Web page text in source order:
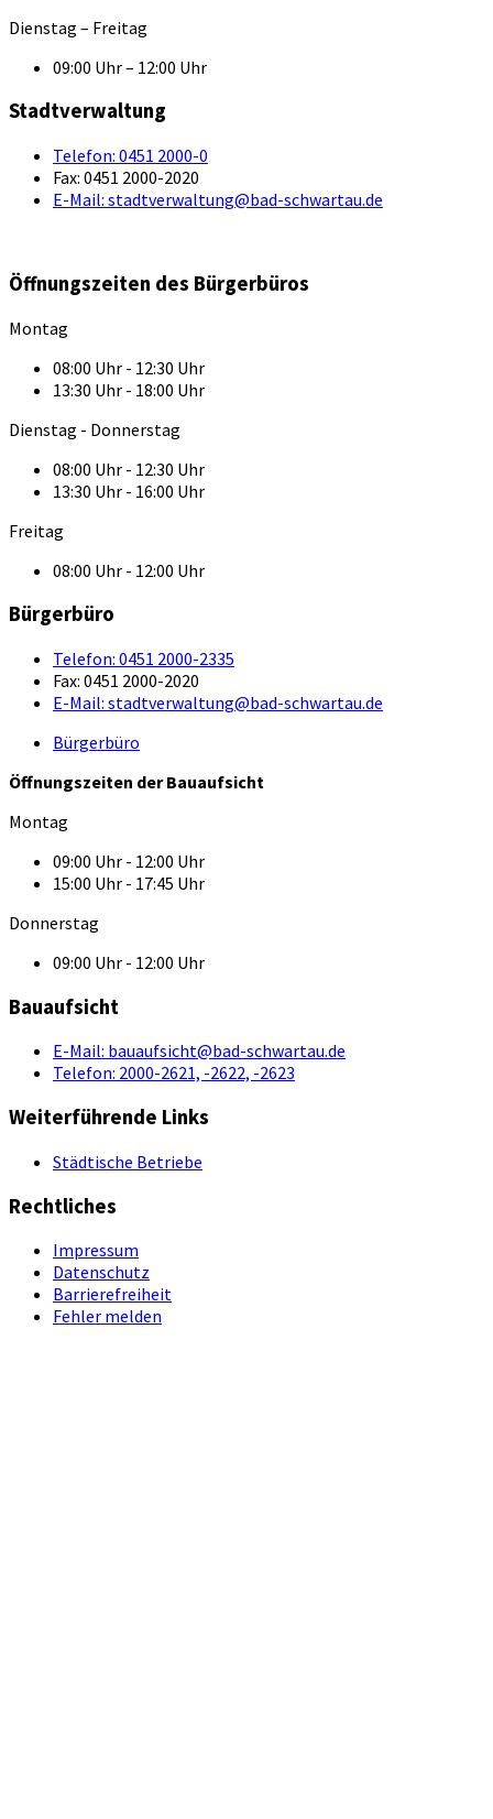
Dienstag – Freitag
09:00 Uhr – 12:00 Uhr
Stadtverwaltung
Telefon: 0451 2000-0
Fax: 0451 2000-2020
E-Mail: stadtverwaltung@bad-schwartau.de
Öffnungszeiten des Bürgerbüros
Montag
08:00 Uhr - 12:30 Uhr
13:30 Uhr - 18:00 Uhr
Dienstag - Donnerstag
08:00 Uhr - 12:30 Uhr
13:30 Uhr - 16:00 Uhr
Freitag
08:00 Uhr - 12:00 Uhr
Bürgerbüro
Telefon: 0451 2000-2335
Fax: 0451 2000-2020
E-Mail: stadtverwaltung@bad-schwartau.de
Bürgerbüro
Öffnungszeiten der Bauaufsicht
Montag
09:00 Uhr - 12:00 Uhr
15:00 Uhr - 17:45 Uhr
Donnerstag
09:00 Uhr - 12:00 Uhr
Bauaufsicht
E-Mail: bauaufsicht@bad-schwartau.de
Telefon: 2000-2621, -2622, -2623
Weiterführende Links
Städtische Betriebe
Rechtliches
Impressum
Datenschutz
Barrierefreiheit
Fehler melden